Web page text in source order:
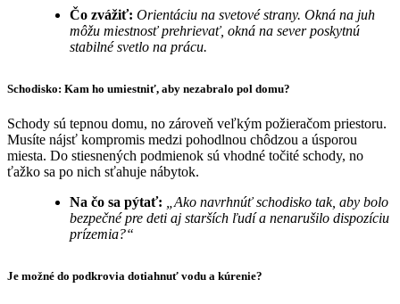
Čo zvážiť: Orientáciu na svetové strany. Okná na juh
môžu miestnosť prehrievať, okná na sever poskytnú
stabilné svetlo na prácu.
Schodisko: Kam ho umiestniť, aby nezabralo pol domu?
Schody sú tepnou domu, no zároveň veľkým požieračom priestoru.
Musíte nájsť kompromis medzi pohodlnou chôdzou a úsporou
miesta. Do stiesnených podmienok sú vhodné točité schody, no
ťažko sa po nich sťahuje nábytok.
Na čo sa pýtať:
„Ako navrhnúť schodisko tak, aby bolo
bezpečné pre deti aj starších ľudí a nenarušilo dispozíciu
prízemia?“
Je možné do podkrovia dotiahnuť vodu a kúrenie?